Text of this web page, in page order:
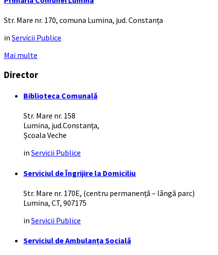
Str. Mare nr. 170, comuna Lumina, jud. Constanța
in Servicii Publice
Mai multe
Director
Biblioteca Comunală
Str. Mare nr. 158
Lumina, jud.Constanța,
Școala Veche
in Servicii Publice
Serviciul de Îngrijire la Domiciliu
Str. Mare nr. 170E, (centru permanență – lângă parc)
Lumina, CT, 907175
in Servicii Publice
Serviciul de Ambulanța Socială